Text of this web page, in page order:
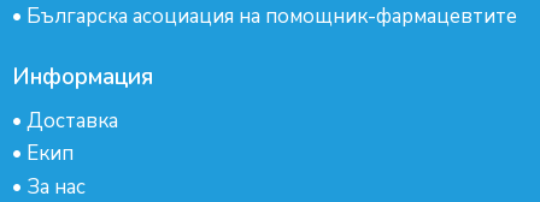
• Българска асоциация на помощник-фармацевтите
Информация
• Доставка
• Екип
• За нас